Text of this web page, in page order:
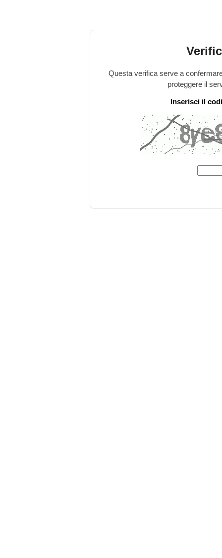
Questa verifica serve a
proteggere il
Inserisci il